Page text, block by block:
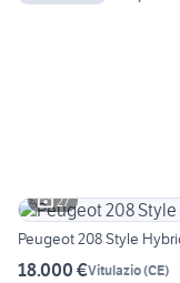
27
Peugeot 208 Style
18.000 €Vitulazio(CE)